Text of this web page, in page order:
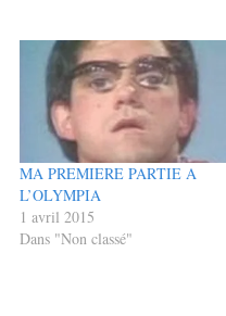
MA PREMIERE PARTIE A
L’OLYMPIA
1 avril 2015
Dans "Non classé"